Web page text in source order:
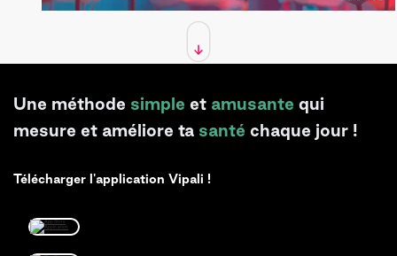
Une méthode simple et amusante qui
mesure et améliore ta santé chaque jour !
Télécharger l'application Vipali !